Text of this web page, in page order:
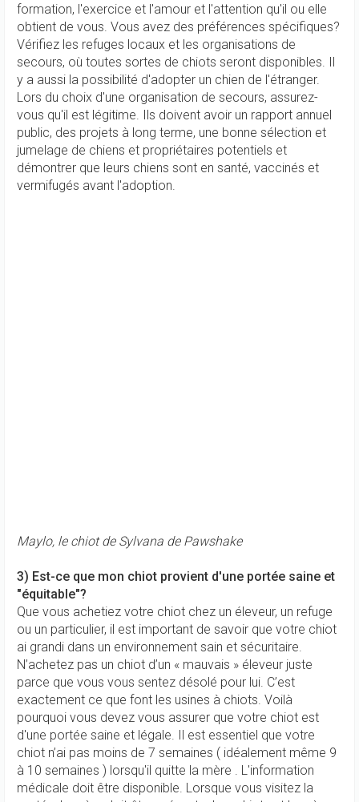
formation, l'exercice et l'amour et l'attention qu'il ou elle
obtient de vous. Vous avez des préférences spécifiques?
Vérifiez les refuges locaux et les organisations de
secours, où toutes sortes de chiots seront disponibles. Il
y a aussi la possibilité d'adopter un chien de l'étranger.
Lors du choix d'une organisation de secours, assurez-
vous qu'il est légitime. Ils doivent avoir un rapport annuel
public, des projets à long terme, une bonne sélection et
jumelage de chiens et propriétaires potentiels et
démontrer que leurs chiens sont en santé, vaccinés et
vermifugés avant l'adoption.
Maylo, le chiot de Sylvana de Pawshake
3) Est-ce que mon chiot provient d'une portée saine et
"équitable"?
Que vous achetiez votre chiot chez un éleveur, un refuge
ou un particulier, il est important de savoir que votre chiot
ai grandi dans un environnement sain et sécuritaire.
N’achetez pas un chiot d’un « mauvais » éleveur juste
parce que vous vous sentez désolé pour lui. C’est
exactement ce que font les usines à chiots. Voilà
pourquoi vous devez vous assurer que votre chiot est
d'une portée saine et légale. Il est essentiel que votre
chiot n’ai pas moins de 7 semaines ( idéalement même 9
à 10 semaines ) lorsqu'il quitte la mère . L'information
médicale doit être disponible. Lorsque vous visitez la